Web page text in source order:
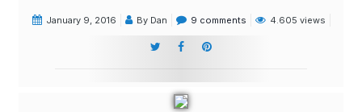
January 9, 2016 By Dan 9 comments 4.605 views